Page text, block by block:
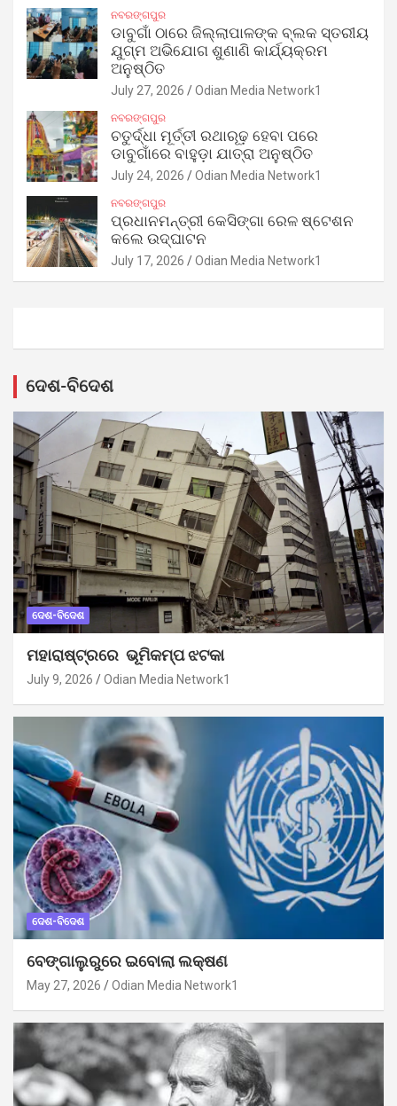
ନବରଙ୍ଗପୁର
ଡାବୁଗାଁ ଠାରେ ଜିଲ୍ଲାପାଳଙ୍କ ବ୍ଲକ ସ୍ତରୀୟ
ଯୁଗ୍ମ ଅଭିଯୋଗ ଶୁଣାଣି କାର୍ଯ୍ୟକ୍ରମ
ଅନୁଷ୍ଠିତ
July 27, 2026 Odian Media Network1
ନବରଙ୍ଗପୁର
ଚତୁର୍ଦ୍ଧା ମୂର୍ତ୍ତୀ ରଥାରୂଢ଼ ହେବା ପରେ
ଡାବୁଗାଁରେ ବାହୁଡ଼ା ଯାତ୍ରା ଅନୁଷ୍ଠିତ
July 24, 2026 Odian Media Network1
ନବରଙ୍ଗପୁର
ପ୍ରଧାନମନ୍ତ୍ରୀ କେସିଙ୍ଗା ରେଳ ଷ୍ଟେଶନ
କଲେ ଉଦ୍‌ଘାଟନ
July 17, 2026 Odian Media Network1
ଦେଶ-ବିଦେଶ
ଦେଶ-ବିଦେଶ
ମହାରାଷ୍ଟ୍ରରେ ଭୂମିକମ୍ପ ଝଟକା
July 9, 2026 Odian Media Network1
ଦେଶ-ବିଦେଶ
ବେଙ୍ଗାଲୁରୁରେ ଇବୋଲା ଲକ୍ଷଣ
May 27, 2026 Odian Media Network1